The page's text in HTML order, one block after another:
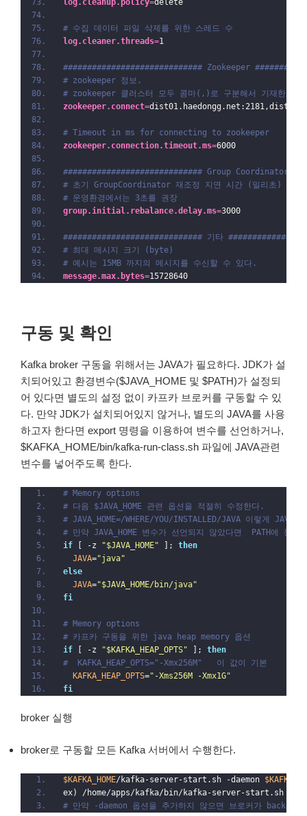
# 수집 데이터 파일 삭제를 위한 스레드 수
log.cleaner.threads=1
############################# Zookeeper
# zookeeper 정보.
# zookeeper 클러스터 모두 콤마(,)로 구분해서 기재한다.
zookeeper.connect=
# Timeout in ms for connecting to zookeeper
zookeeper.connection.timeout.ms=6000
############################# Group Coordinator
# 초기 GroupCoordinator 재조정 지연 시간 (밀리초)
# 운영환경에서는 3초를 권장
group.initial.rebalance.delay.ms=3000
############################# 기타
# 최대 메시지 크기 (byte)
# 예시는 15MB 까지의 메시지를 수신할 수 있다.
message.max.bytes=15728640
구동 및 확인
Kafka broker 구동을 위해서는 JAVA가 필요하다. JDK가 설
치되어있고 환경변수($JAVA_HOME 및 $PATH)가 설정되
어 있다면 별도의 설정 없이 카프카 브로커를 구동할 수 있
다. 만약 JDK가 설치되어있지 않거나, 별도의 JAVA를 사용
하고자 한다면 export 명령을 이용하여 변수를 선언하거나,
$KAFKA_HOME/bin/kafka-run-class.sh 파일에 JAVA관련
변수를 넣어주도록 한다.
# Memory options
# 다음 $JAVA_HOME 관련 옵션을 적절히 수정한다.
# JAVA_HOME=/WHERE/YOU/INSTALLED/JAVA 이렇게
# 만약 JAVA_HOME 변수가 선언되지 않았다면  PATH에
if [ -z "$JAVA_HOME" ]; then
  JAVA
="java"
else
  JAVA
="$JAVA_HOME/bin/java"
fi
# Memory options
# 카프카 구동을 위한 java heap memory 옵션
if [ -z "$KAFKA_HEAP_OPTS" ]; then
#  KAFKA_HEAP_OPTS="-Xmx256M"   이 값이 기본
  KAFKA_HEAP_OPTS
="-Xms256M -Xmx1G"
fi
broker 실행
broker로 구동할 모든 Kafka 서버에서 수행한다.
$KAFKA_HOME/kafka-server-start.sh -daemon
ex) /home/apps/kafka/bin/kafka-server-start.sh -
# 만약 -daemon 옵션을 추가하지 않으면 브로커가